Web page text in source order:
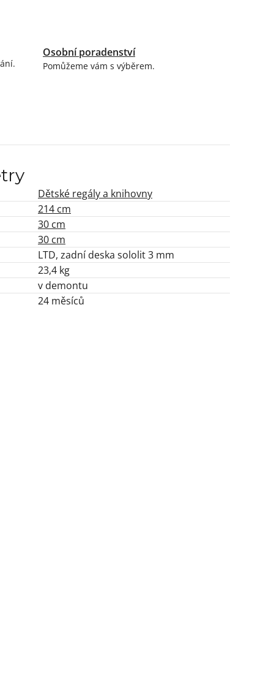
Osobní poradenství
Pomůžeme vám s výběrem.
Dětské regály a knihovny
214 cm
30 cm
30 cm
LTD, zadní deska sololit 3 mm
23,4 kg
v demontu
24 měsíců